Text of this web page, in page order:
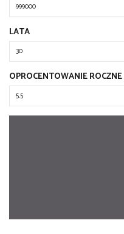
LATA
OPROCENTOWANIE ROCZNE